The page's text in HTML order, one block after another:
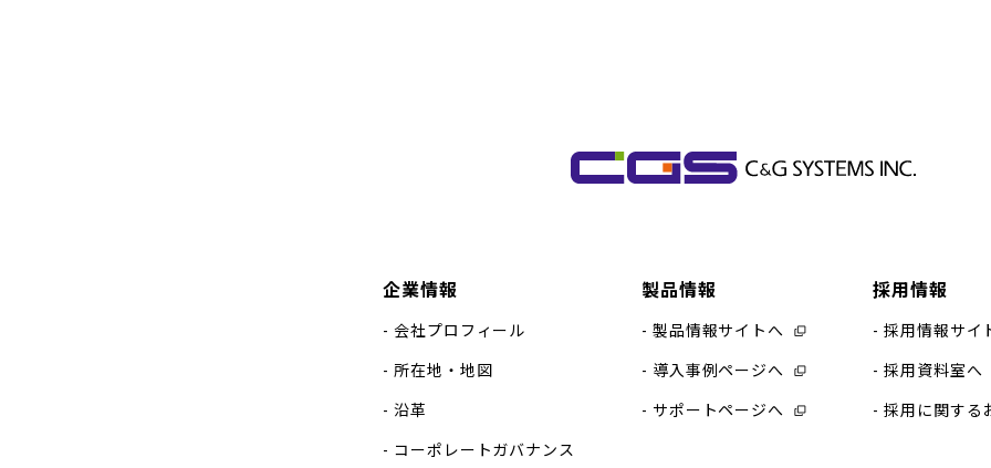
企業情報
会社プロフィール
所在地・地図
沿革
コーポレートガバナンス
製品情報
製品情報サイトへ
導入事例ページへ
サポートページへ
採用情報
採用情報サイ
採用資料室へ
採用に関する